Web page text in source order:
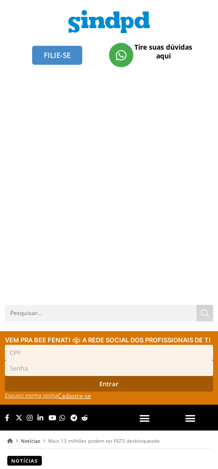
FILIE-SE
Tire suas dúvidas
aqui
VEM PRA BEE FENATI A REDE SOCIAL DOS PROFISSIONAIS DE TI
Entrar
Esqueci minha senhaCadastre-se
Notícias Mais 13 milhões podem ter FGTS desbloqueado
NOTÍCIAS